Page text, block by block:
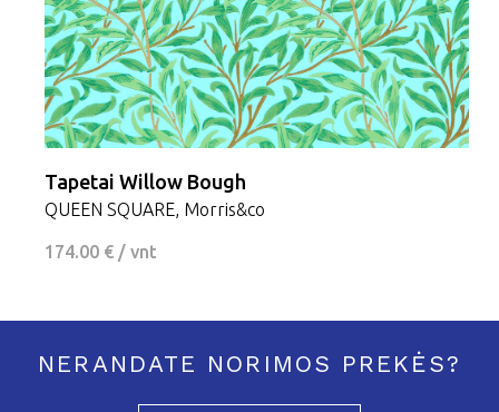
Tapetai Willow Bough
QUEEN SQUARE, Morris&co
174.00 € / vnt
NERANDATE NORIMOS PREKĖS?